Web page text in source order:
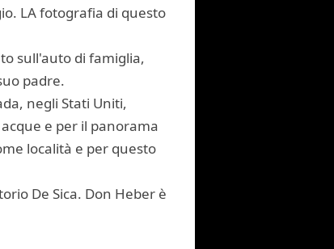
LA fotografia di questo
sull'auto di famiglia,
padre.
negli Stati Uniti,
e per il panorama
località e per questo
De Sica. Don Heber è